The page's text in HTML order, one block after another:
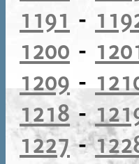
1191 -
1200 -
1209 -
1218 -
1227-